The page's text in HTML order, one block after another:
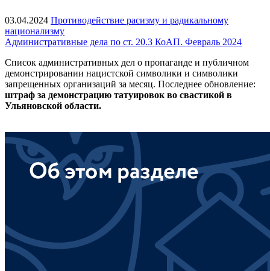
03.04.2024 Противодействие расизму и радикальному
национализму
Административные дела по ст. 20.3 КоАП. Февраль 2024
Список административных дел о пропаганде и публичном
демонстрировании нацистской символики и символики
запрещенных организаций за месяц. Последнее обновление:
штраф за демонстрацию татуировок во свастикой в
Ульяновской области.